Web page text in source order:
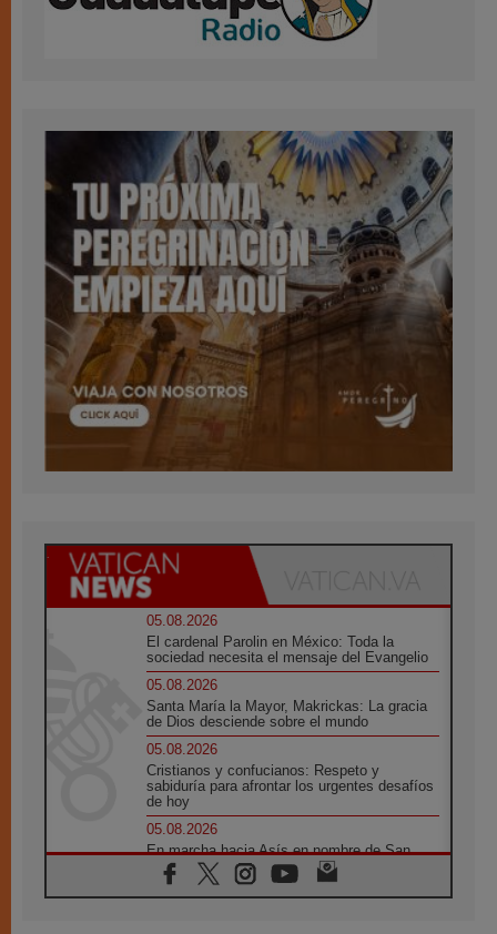
05.08.2026
El cardenal Parolin en México: Toda la
sociedad necesita el mensaje del Evangelio
05.08.2026
Santa María la Mayor, Makrickas: La gracia
de Dios desciende sobre el mundo
05.08.2026
Cristianos y confucianos: Respeto y
sabiduría para afrontar los urgentes desafíos
de hoy
05.08.2026
En marcha hacia Asís en nombre de San
Francisco, a la espera de León
05.08.2026